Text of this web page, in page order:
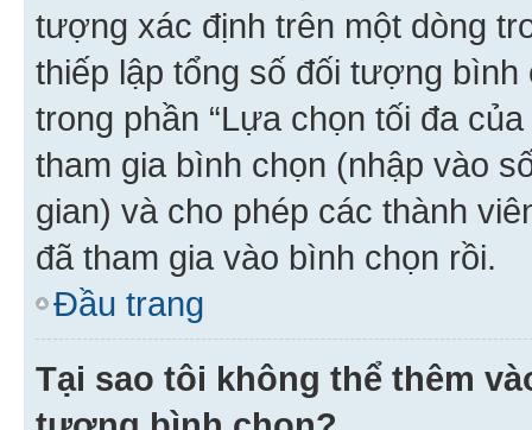
tượng xác định trên một dòng
thiếp lập tổng số đối tượng
trong phần “Lựa chọn tối đa
tham gia bình chọn (nhập vào
gian) và cho phép các thành
đã tham gia vào bình chọn rồi.
Đầu trang
Tại sao tôi không thể thêm